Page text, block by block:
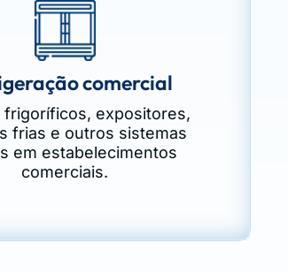
comercial
frigoríficos, expositores,
frias e outros sistemas
em estabelecimentos
comerciais.